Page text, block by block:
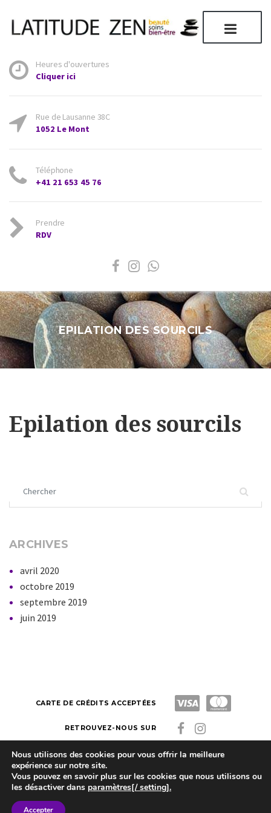
Heures d'ouvertures
Cliquer ici
Rue de Lausanne 38C
1052 Le Mont
Téléphone
+41 21 653 45 76
Prendre
RDV
EPILATION DES SOURCILS
Epilation des sourcils
ARCHIVES
avril 2020
octobre 2019
septembre 2019
juin 2019
CARTE DE CRÉDITS ACCEPTÉES
RETROUVEZ-NOUS SUR
Latitude ZenMade by Kazuko. Copyright © 2023
Nous utilisons des cookies pour vous offrir la meilleure
expérience sur notre site.
Vous pouvez en savoir plus sur les cookies que nous utilisons ou
les désactiver dans paramètres[/ setting].
Accepter
Latitude-Zen  Route de Lausanne 38C
1052 Le Mont